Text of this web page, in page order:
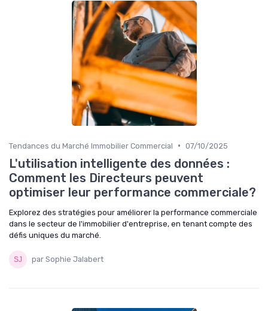
Tendances du Marché Immobilier Commercial • 07/10/2025
L'utilisation intelligente des données :
Comment les Directeurs peuvent
optimiser leur performance commerciale?
Explorez des stratégies pour améliorer la performance commerciale
dans le secteur de l'immobilier d'entreprise, en tenant compte des
défis uniques du marché.
par Sophie Jalabert